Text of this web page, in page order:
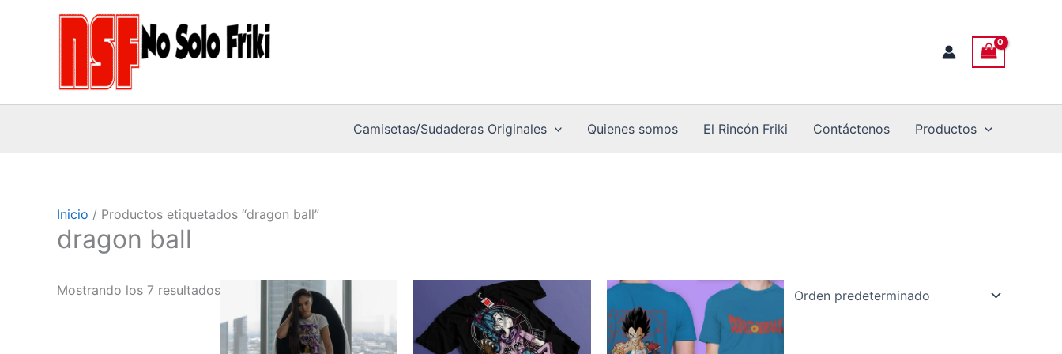
Camisetas/Sudaderas Originales Quienes somos El Rincón Friki Contáctenos Productos
Inicio / Productos etiquetados “dragon ball”
dragon ball
Mostrando los 7 resultados
Este
producto
tiene
múltiples
Este
producto
tiene
múltiples
producto
tiene
múltiples